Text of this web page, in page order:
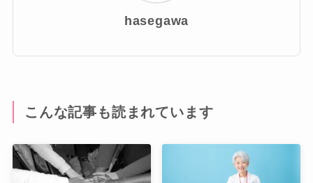
hasegawa
こんな記事も読まれています